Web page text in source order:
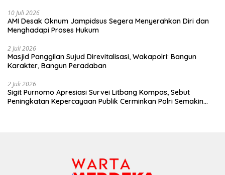
10 Juli 2026
AMI Desak Oknum Jampidsus Segera Menyerahkan Diri dan
Menghadapi Proses Hukum
2 Juli 2026
Masjid Panggilan Sujud Direvitalisasi, Wakapolri: Bangun
Karakter, Bangun Peradaban
2 Juli 2026
Sigit Purnomo Apresiasi Survei Litbang Kompas, Sebut
Peningkatan Kepercayaan Publik Cerminkan Polri Semakin